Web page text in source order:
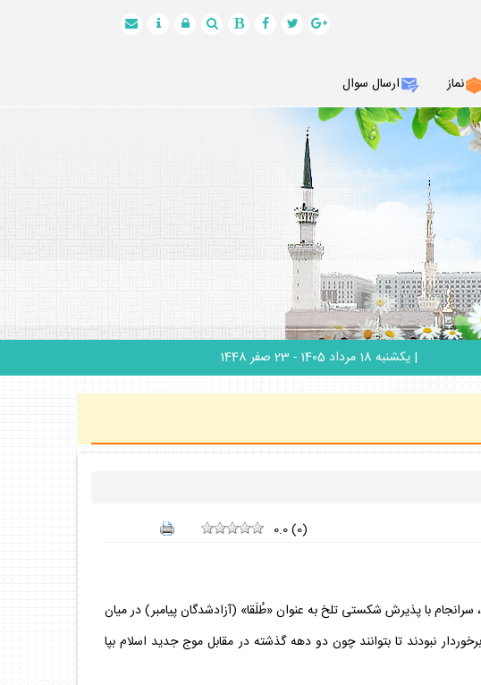
نماز ارسال سوال
| يكشنبه 18 مرداد 1405 - 23 صفر 1448
0.0(0)
سرانجام با پذيرش شكستى تلخ به عنوان «طُلَقا» (آزادشدگان پيامبر) در ميان
نبودند تا بتوانند چون دو دهه گذشته در مقابل موج جديد اسلام بپا